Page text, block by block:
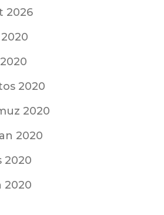
2026
2020
2020
2020
2020
2020